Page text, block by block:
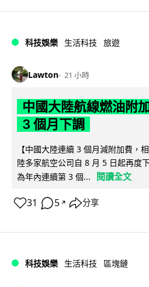
科技娛樂 生活科技 旅遊
Lawton 21 小時
中國大陸航線燃油附
3 個月下調
【中國大陸連續 3 個月減附加費，
陸多家航空公司自 8 月 5 日起再度
為年內連續第 3 個...
閱讀全文
31 5 ↗ 分享
科技娛樂 生活科技 區塊鏈